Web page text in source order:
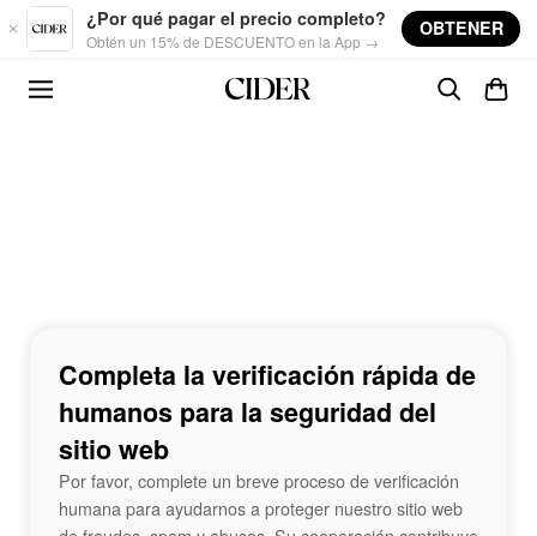
Skip to main content
¿Por qué pagar el precio completo?
Obtén un 15% de DESCUENTO en la App →
OBTENER
Completa la verificación rápida de
humanos para la seguridad del
sitio web
Por favor, complete un breve proceso de verificación
humana para ayudarnos a proteger nuestro sitio web